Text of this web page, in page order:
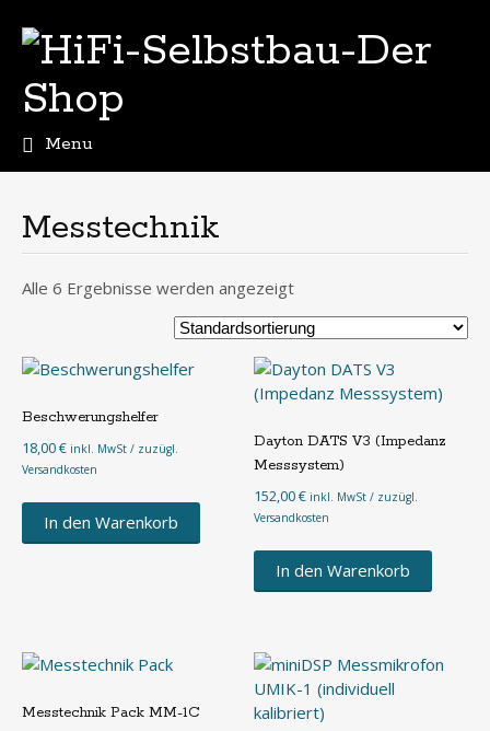
Menu
Messtechnik
Alle 6 Ergebnisse werden angezeigt
Beschwerungshelfer
18,00€ inkl. MwSt / zuzügl.
Versandkosten
In den Warenkorb
Dayton DATS V3 (Impedanz
Messsystem)
152,00€ inkl. MwSt / zuzügl.
Versandkosten
In den Warenkorb
Messtechnik Pack MM-1C